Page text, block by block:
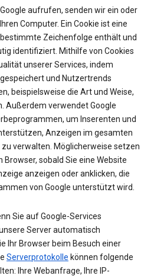
aufrufen, senden wir ein oder
Computer. Ein Cookie ist eine
bestimmte Zeichenfolge enthält und
identifiziert. Mithilfe von Cookies
unserer Services, indem
und Nutzertrends
beispielsweise die Art und Weise,
Außerdem verwendet Google
um Inserenten und
Anzeigen im gesamten
verwalten. Möglicherweise setzen
Browser, sobald Sie eine Website
anzeigen oder anklicken, die
von Google unterstützt wird.
Sie auf Google-Services
Server automatisch
Ihr Browser beim Besuch einer
Serverprotokolle können folgende
Ihre Webanfrage, Ihre IP-